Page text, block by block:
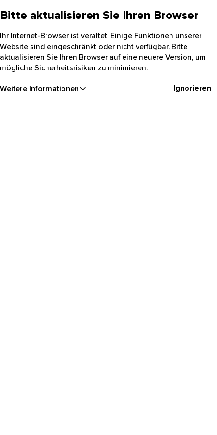
Bitte aktualisieren Sie Ihren Browser
Ihr Internet-Browser ist veraltet. Einige Funktionen unserer
Website sind eingeschränkt oder nicht verfügbar. Bitte
aktualisieren Sie Ihren Browser auf eine neuere Version, um
mögliche Sicherheitsrisiken zu minimieren.
Weitere Informationen Ignorieren